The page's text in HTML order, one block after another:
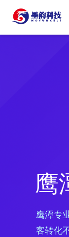
鹰
鹰潭专
客转化